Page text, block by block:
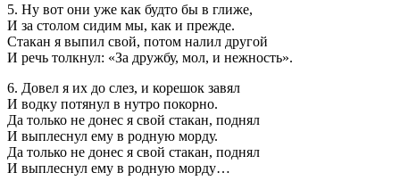
5. Ну вот они уже как будто бы в глиже,
И за столом сидим мы, как и прежде.
Стакан я выпил свой, потом налил другой
И речь толкнул: «За дружбу, мол, и нежность».
6. Довел я их до слез, и корешок завял
И водку потянул в нутро покорно.
Да только не донес я свой стакан, поднял
И выплеснул ему в родную морду.
Да только не донес я свой стакан, поднял
И выплеснул ему в родную морду…